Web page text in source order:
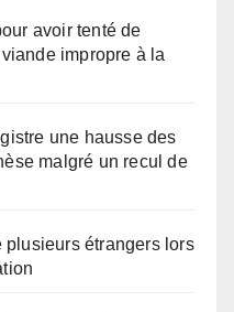
avoir tenté de
impropre à la
une hausse des
malgré un recul de
étrangers lors